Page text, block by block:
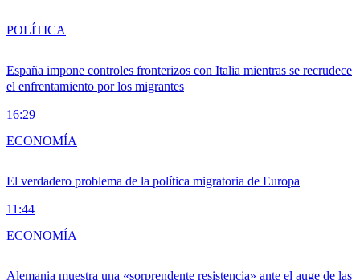
España impone controles fronterizos con Italia mientras se recrudece
el enfrentamiento por los migrantes
16:29
POLÍTICA
El verdadero problema de la política migratoria de Europa
11:44
ECONOMÍA
Alemania muestra una «sorprendente resistencia» ante el auge de las
ECONOMÍA